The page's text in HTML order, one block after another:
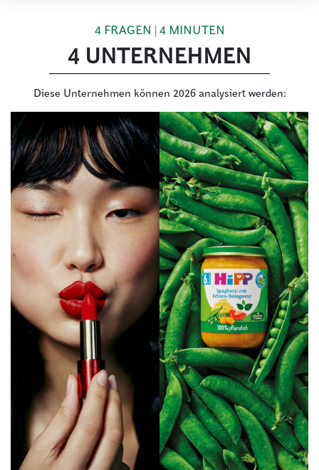
4 FRAGEN | 4 MINUTEN
4 UNTERNEHMEN
Diese Unternehmen können 2026 analysiert werden: